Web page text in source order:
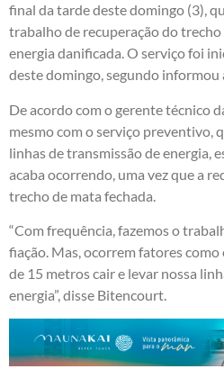
final da tarde deste domingo (3),
trabalho de recuperação do
energia danificada. O serviço foi
deste domingo, segundo informou
De acordo com o gerente técnico
mesmo com o serviço preventivo,
linhas de transmissão de energia,
acaba ocorrendo, uma vez que a
trecho de mata fechada.
“Com frequência, fazemos o
fiação. Mas, ocorrem fatores como
de 15 metros cair e levar nossa
energia”, disse Bitencourt.